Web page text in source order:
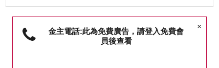
×
金主電話:此為免費廣告，請登入免費會
員後查看